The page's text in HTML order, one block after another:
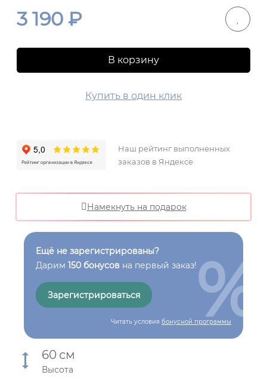
3 190 ₽
В корзину
Купить в один клик
Наш рейтинг выполненных
заказов в Яндексе
Намекнуть на подарок
Ещё не зарегистрированы?
Дарим 150 бонусов на первый заказ!
Зарегистрироваться
Читать условия бонусной программы
%
60 см
Высота